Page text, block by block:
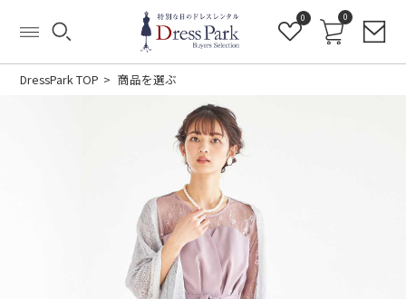
0 0
DressPark TOP 商品を選ぶ